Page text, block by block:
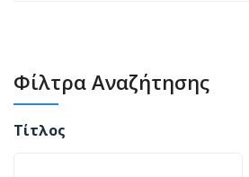
Φίλτρα Αναζήτησης
Τίτλος